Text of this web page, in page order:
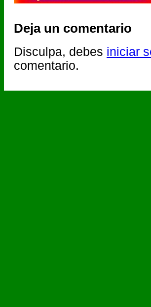
Deja un comentario
Disculpa, debes iniciar
comentario.